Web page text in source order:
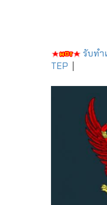
รับทำ
TEP